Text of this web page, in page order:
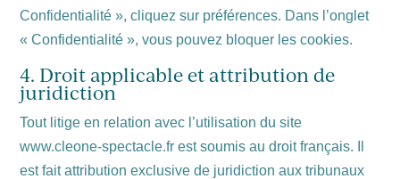
Confidentialité », cliquez sur préférences. Dans l’onglet
« Confidentialité », vous pouvez bloquer les cookies.
4. Droit applicable et attribution de
juridiction
Tout litige en relation avec l’utilisation du site
www.cleone-spectacle.fr est soumis au droit français. Il
est fait attribution exclusive de juridiction aux tribunaux